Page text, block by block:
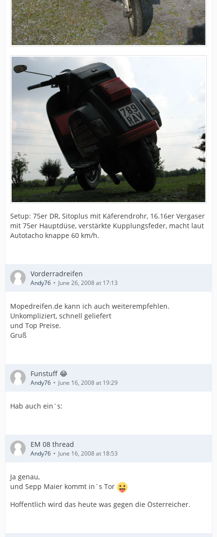
Setup: 75er DR, Sitoplus mit Käferendrohr, 16.16er Vergaser
mit 75er Hauptdüse, verstärkte Kupplungsfeder, macht laut
Autotacho knappe 60 km/h.
Vorderradreifen
Andy76 June 26, 2008 at 17:13
Mopedreifen.de kann ich auch weiterempfehlen.
Unkompliziert, schnell geliefert
und Top Preise.
Gruß
Funstuff 😂
Andy76 June 16, 2008 at 19:29
Hab auch ein´s:
EM 08 thread
Andy76 June 16, 2008 at 18:53
Ja genau,
und Sepp Maier kommt in´s Tor
Hoffentlich wird das heute was gegen die Österreicher.